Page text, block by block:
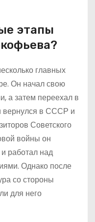
этапы
главных
Он начал свою
а затем переехал в
вернулся в СССР и
Советского
войны он
работал над
Однако после
со стороны
для него